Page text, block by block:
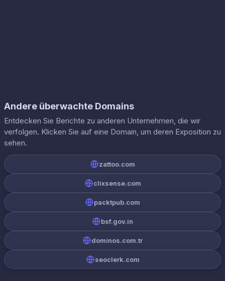
Andere überwachte Domains
Entdecken Sie Berichte zu anderen Unternehmen, die wir
verfolgen. Klicken Sie auf eine Domain, um deren Exposition zu
sehen.
zattoo.com
clixsense.com
packtpub.com
bsf.gov.in
dominos.com.tr
seoclerk.com